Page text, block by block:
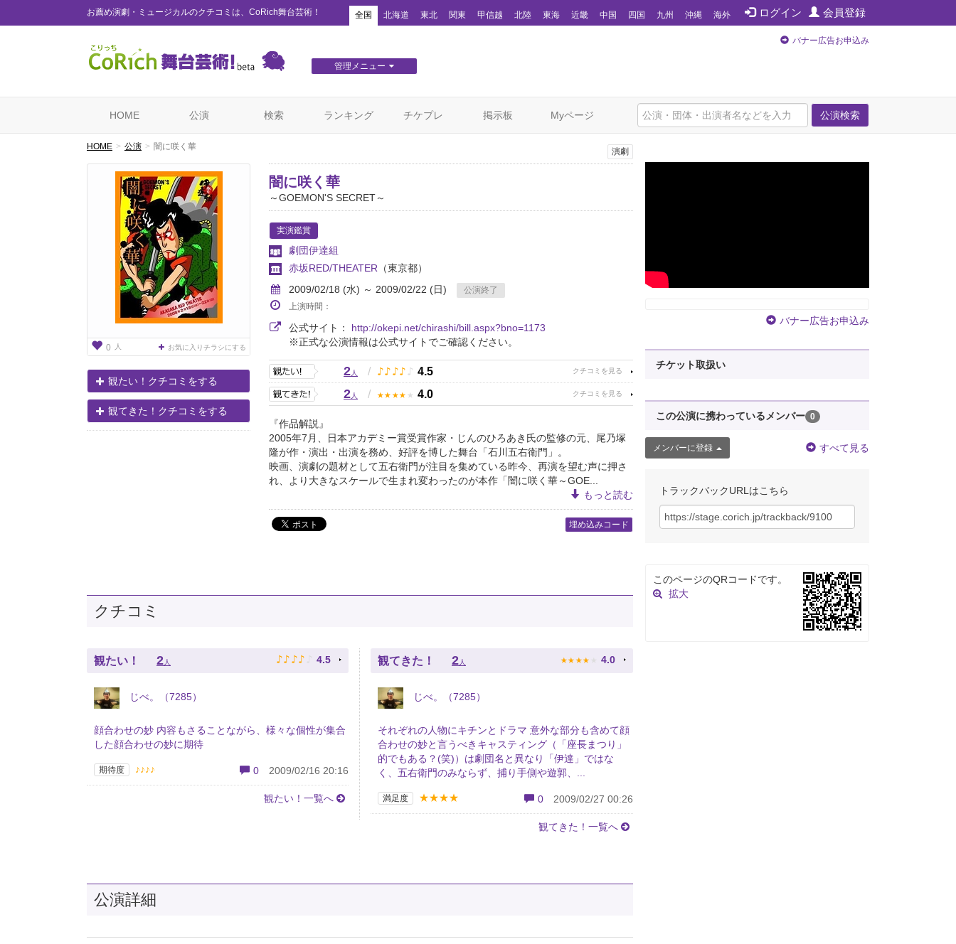
お薦め演劇・ミュージカルのクチコミは、CoRich舞台芸術！ ログイン 会員登録
全国 北海道 東北 関東 甲信越 北陸 東海 近畿 中国 四国 九州 沖縄 海外
管理メニュー
バナー広告お申込み
公演検索
HOME 公演 検索 ランキング チケプレ 掲示板 Myページ
HOME 公演 闇に咲く華
0 人 お気に入りチラシにする
観たい！クチコミをする
観てきた！クチコミをする
演劇
闇に咲く華
～GOEMON'S SECRET～
実演鑑賞
劇団伊達組
赤坂RED/THEATER （東京都）
2009/02/18 (水) ～ 2009/02/22 (日)
公演終了
上演時間：
公式サイト： http://okepi.net/chirashi/bill.aspx?bno=1173
※正式な公演情報は公式サイトでご確認ください。
2人 / ♪ ♪ ♪ ♪ ♪ 4.5
2人 / ★ ★ ★ ★ ★ 4.0
『作品解説』
2005年7月、日本アカデミー賞受賞作家・じんのひろあき氏の監修の元、尾乃塚
隆が作・演出・出演を務め、好評を博した舞台「石川五右衛門」。
映画、演劇の題材として五右衛門が注目を集めている昨今、再演を望む声に押さ
れ、より大きなスケールで生まれ変わったのが本作「闇に咲く華～GOE...
もっと読む
埋め込みコード
クチコミ
観たい！ 2 人 ♪ ♪ ♪ ♪ ♪ 4.5
じべ。（7285）
顔合わせの妙 内容もさることながら、様々な個性が集合
した顔合わせの妙に期待
期待度 ♪♪♪♪ 0 2009/02/16 20:16
観たい！一覧へ
観てきた！ 2 人 ★ ★ ★ ★ ★ 4.0
じべ。（7285）
それぞれの人物にキチンとドラマ 意外な部分も含めて顔
合わせの妙と言うべきキャスティング（「座長まつり」
的でもある？(笑)）は劇団名と異なり「伊達」ではな
く、五右衛門のみならず、捕り手側や遊郭、...
満足度 ★★★★ 0 2009/02/27 00:26
観てきた！一覧へ
公演詳細
バナー広告お申込み
チケット取扱い
この公演に携わっているメンバー 0
メンバーに登録 すべて見る
トラックバックURLはこちら
このページのQRコードです。
拡大